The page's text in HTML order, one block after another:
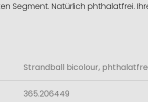
Segment. Natürlich phthalatfrei.
Strandball bicolour,
365.206449